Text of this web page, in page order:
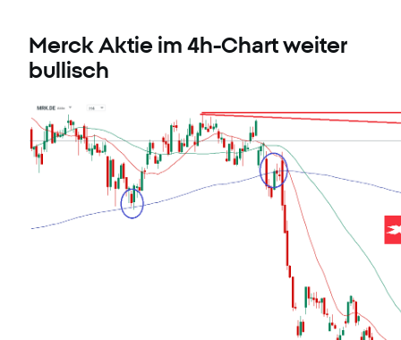
Merck Aktie im 4h-Chart weiter
bullisch